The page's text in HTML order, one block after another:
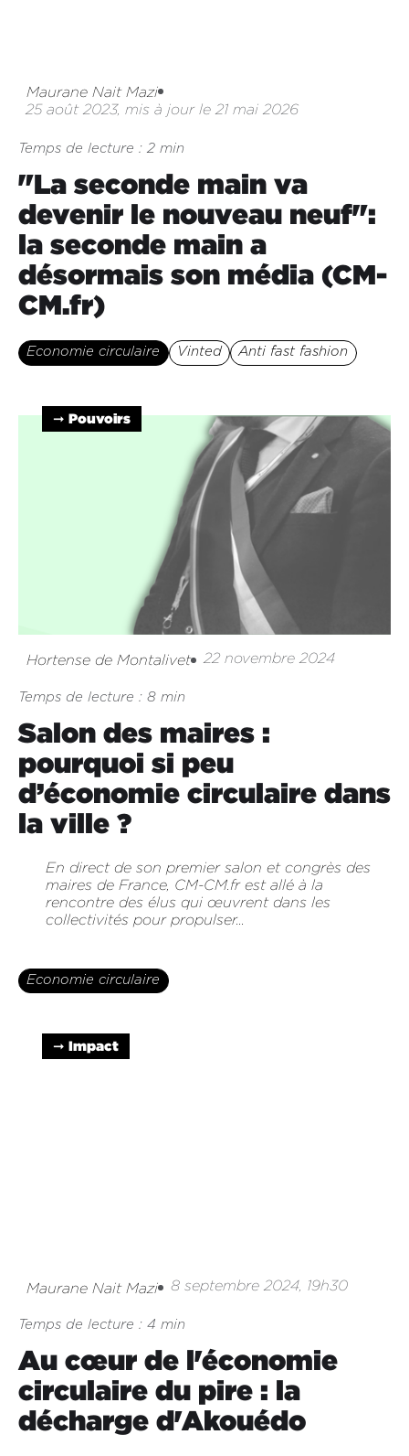
Maurane Nait Mazi
25 août 2023, mis à jour le 21 mai 2026
Temps de lecture : 2 min
"La seconde main va
devenir le nouveau neuf":
la seconde main a
désormais son média (CM-
CM.fr)
Economie circulaire Vinted Anti fast fashion
➞ Pouvoirs
Hortense de Montalivet 22 novembre 2024
Temps de lecture : 8 min
Salon des maires :
pourquoi si peu
d’économie circulaire dans
la ville ?
En direct de son premier salon et congrès des
maires de France, CM-CM.fr est allé à la
rencontre des élus qui œuvrent dans les
collectivités pour propulser...
Economie circulaire
➞ Impact
Maurane Nait Mazi 8 septembre 2024, 19h30
Temps de lecture : 4 min
Au cœur de l'économie
circulaire du pire : la
décharge d'Akouédo